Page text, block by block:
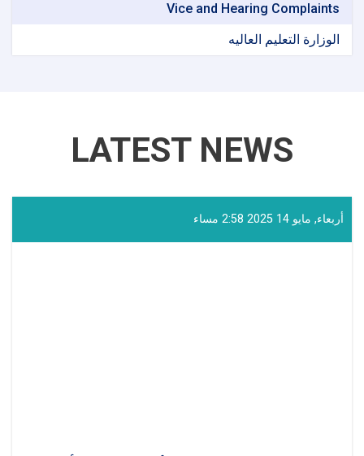
Vice and Hearing Complaints
الوزارة التعلیم العالیه
LATEST NEWS
أربعاء, مايو 14 2025 2:58 مساء